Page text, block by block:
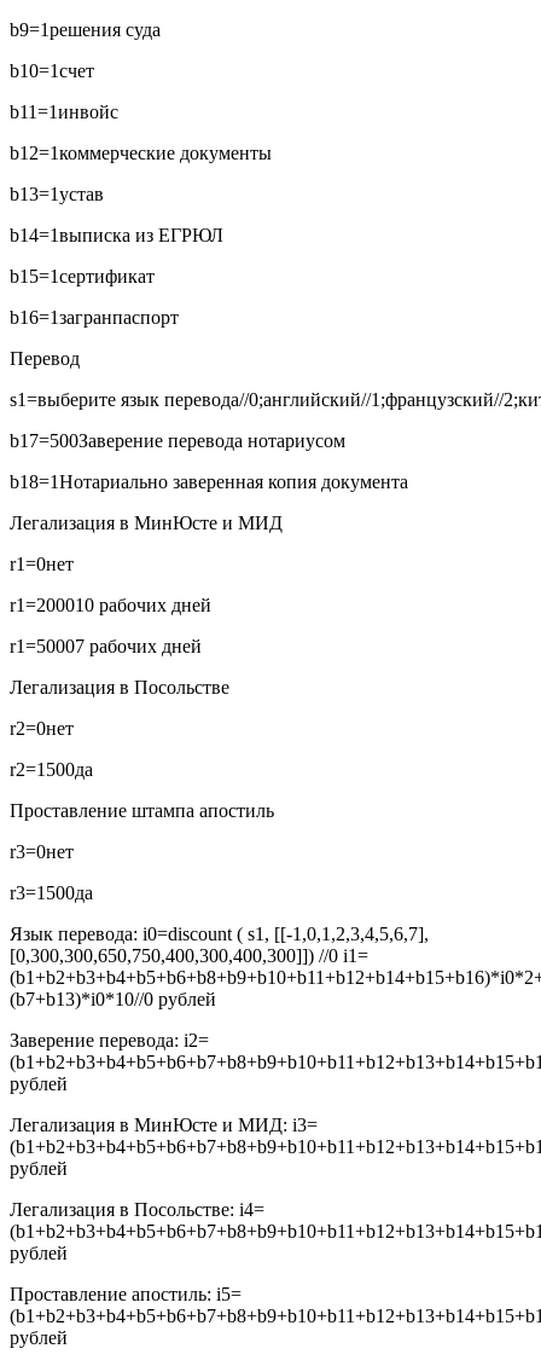
b9=1решения суда
b10=1счет
b11=1инвойс
b12=1коммерческие документы
b13=1устав
b14=1выписка из ЕГРЮЛ
b15=1сертификат
b16=1загранпаспорт
Перевод
s1=выберите язык перевода//0;английский//1;французский//
b17=500Заверение перевода нотариусом
b18=1Нотариально заверенная копия документа
Легализация в МинЮсте и МИД
r1=0нет
r1=200010 рабочих дней
r1=50007 рабочих дней
Легализация в Посольстве
r2=0нет
r2=1500да
Проставление штампа апостиль
r3=0нет
r3=1500да
Язык перевода: i0=discount ( s1, [[-1,0,1,2,3,4,5,6,7],
[0,300,300,650,750,400,300,400,300]]) //0 i1=
(b7+b13)*i0*10//0 рублей
Заверение перевода: i2=
рублей
Легализация в МинЮсте и МИД: i3=
рублей
Легализация в Посольстве: i4=
рублей
Проставление апостиль: i5=
рублей